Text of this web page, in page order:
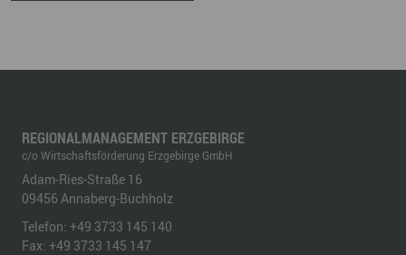
REGIONALMANAGEMENT ERZGEBIRGE
c/o Wirtschaftsförderung Erzgebirge GmbH
Adam-Ries-Straße 16
09456 Annaberg-Buchholz
Telefon: +49 3733 145 140
Fax: +49 3733 145 147